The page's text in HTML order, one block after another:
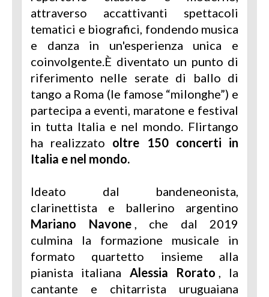
attraverso accattivanti spettacoli
tematici e biografici, fondendo musica
e danza in un'esperienza unica e
coinvolgente.È diventato un punto di
riferimento nelle serate di ballo di
tango a Roma (le famose “milonghe”) e
partecipa a eventi, maratone e festival
in tutta Italia e nel mondo. Flirtango
ha realizzato oltre 150 concerti in
Italia e nel mondo.
Ideato dal bandeneonista,
clarinettista e ballerino argentino
Mariano Navone , che dal 2019
culmina la formazione musicale in
formato quartetto insieme alla
pianista italiana Alessia Rorato , la
cantante e chitarrista uruguaiana